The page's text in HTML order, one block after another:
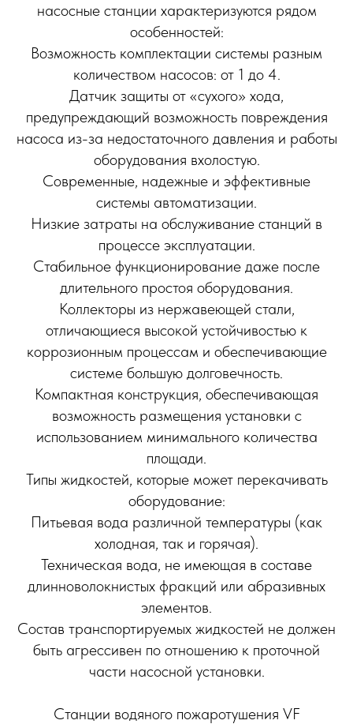
насосные станции характеризуются рядом
особенностей:
Возможность комплектации системы разным
количеством насосов: от 1 до 4.
Датчик защиты от «сухого» хода,
предупреждающий возможность повреждения
насоса из-за недостаточного давления и работы
оборудования вхолостую.
Современные, надежные и эффективные
системы автоматизации.
Низкие затраты на обслуживание станций в
процессе эксплуатации.
Стабильное функционирование даже после
длительного простоя оборудования.
Коллекторы из нержавеющей стали,
отличающиеся высокой устойчивостью к
коррозионным процессам и обеспечивающие
системе большую долговечность.
Компактная конструкция, обеспечивающая
возможность размещения установки с
использованием минимального количества
площади.
Типы жидкостей, которые может перекачивать
оборудование:
Питьевая вода различной температуры (как
холодная, так и горячая).
Техническая вода, не имеющая в составе
длинноволокнистых фракций или абразивных
элементов.
Состав транспортируемых жидкостей не должен
быть агрессивен по отношению к проточной
части насосной установки.
Станции водяного пожаротушения VF